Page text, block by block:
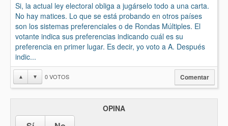
Si, la actual ley electoral obliga a jugárselo todo a una carta.
No hay matices. Lo que se está probando en otros países
son los sistemas preferenciales o de Rondas Múltiples. El
votante indica sus preferencias indicando cuál es su
preferencia en primer lugar. Es decir, yo voto a A. Después
indic...
▲ ▼ 0VOTOS Comentar
OPINA